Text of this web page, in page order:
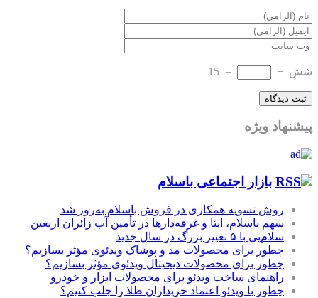
شش +
=
15
پیشنهاد ویژه
بازار اجتماعی باسلام
روش تسویه همکاری در فروش باسلام به‌روز شد
سهم باسلام، ایتا و غرفه‌دارها در تأمین آب زائران اربعین
سلام‌پی با ۵ تغییر بزرگ در سال جدید
چطور برای محصولات مد و پوشاک ویدئوی مؤثر بسازیم؟
چطور برای محصولات دیجیتال ویدئوی مؤثر بسازیم؟
راهنمای ساخت ویدئو برای محصولات ابزار و خودرو
چطور با ویدئو اعتماد خریداران طلا را جلب کنیم؟